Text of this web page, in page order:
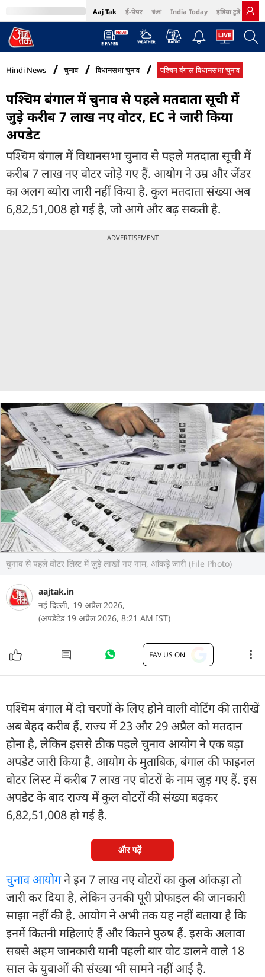
Aaj Tak ई-पेपर বাংলা India Today इंडिया टुडे हिंदी
MumbaiTak Cosmopolitan Harper's Bazaar Northeast
Hindi News चुनाव विधानसभा चुनाव पश्चिम बंगाल विधानसभा चुनाव
पश्चिम बंगाल में चुनाव से पहले मतदाता सूची में
जुड़े करीब 7 लाख नए वोटर, EC ने जारी किया
अपडेट
पश्चिम बंगाल में विधानसभा चुनाव से पहले मतदाता सूची में
करीब 7 लाख नए वोटर जोड़े गए हैं. आयोग ने उम्र और जेंडर
का अलग ब्योरा जारी नहीं किया है. कुल मतदाता संख्या अब
6,82,51,008 हो गई है, जो आगे और बढ़ सकती है.
ADVERTISEMENT
चुनाव से पहले वोटर लिस्ट में जुड़े लाखों नए नाम, आंकड़े जारी (File Photo)
aajtak.in
नई दिल्ली, 19 अप्रैल 2026,
(अपडेटेड 19 अप्रैल 2026, 8:21 AM IST)
FAV US ON
पश्चिम बंगाल में दो चरणों के लिए होने वाली वोटिंग की तारीखें
अब बेहद करीब हैं. राज्य में 23 और 29 अप्रैल को मतदान
होना है, लेकिन इससे ठीक पहले चुनाव आयोग ने एक बड़ा
अपडेट जारी किया है. आयोग के मुताबिक, बंगाल की फाइनल
वोटर लिस्ट में करीब 7 लाख नए वोटरों के नाम जुड़ गए हैं. इस
अपडेट के बाद राज्य में कुल वोटरों की संख्या बढ़कर
6,82,51,008 हो गई है.
और पढ़ें
चुनाव आयोगने इन 7 लाख नए वोटरों का कुल आंकड़ा तो
जारी कर दिया है, लेकिन उनकी पूरी प्रोफाइल की जानकारी
साझा नहीं की है. आयोग ने अभी तक यह नहीं बताया है कि
इनमें कितनी महिलाएं हैं और कितने पुरुष हैं. इसके अलावा
सबसे अहम जानकारी यानी पहली बार वोट डालने वाले 18
साल के युवाओं की संख्या भी सामने नहीं आई है.